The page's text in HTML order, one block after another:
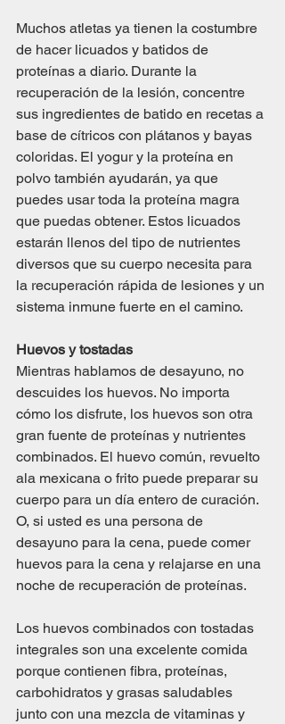
Muchos atletas ya tienen la costumbre
de hacer licuados y batidos de
proteínas a diario. Durante la
recuperación de la lesión, concentre
sus ingredientes de batido en recetas a
base de cítricos con plátanos y bayas
coloridas. El yogur y la proteína en
polvo también ayudarán, ya que
puedes usar toda la proteína magra
que puedas obtener. Estos licuados
estarán llenos del tipo de nutrientes
diversos que su cuerpo necesita para
la recuperación rápida de lesiones y un
sistema inmune fuerte en el camino.
Huevos y tostadas
Mientras hablamos de desayuno, no
descuides los huevos. No importa
cómo los disfrute, los huevos son otra
gran fuente de proteínas y nutrientes
combinados. El huevo común, revuelto
ala mexicana o frito puede preparar su
cuerpo para un día entero de curación.
O, si usted es una persona de
desayuno para la cena, puede comer
huevos para la cena y relajarse en una
noche de recuperación de proteínas.
Los huevos combinados con tostadas
integrales son una excelente comida
porque contienen fibra, proteínas,
carbohidratos y grasas saludables
junto con una mezcla de vitaminas y